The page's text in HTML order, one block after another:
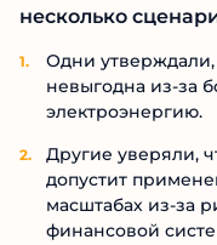
несколько
Одни
невыгодна из-за
электроэнергию.
Другие уверяли,
допустит
масштабах из-за
финансовой